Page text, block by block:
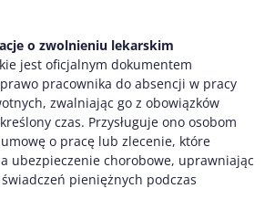
o zwolnieniu lekarskim
jest oficjalnym dokumentem
pracownika do absencji w pracy
zwalniając go z obowiązków
czas. Przysługuje ono osobom
o pracę lub zlecenie, które
ubezpieczenie chorobowe, uprawniając
pieniężnych podczas